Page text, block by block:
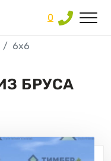
0
6х6
БРУСА